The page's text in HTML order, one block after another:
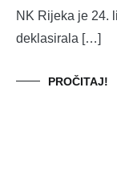
NK Rijeka je 24.
deklasirala […]
PROČITAJ!